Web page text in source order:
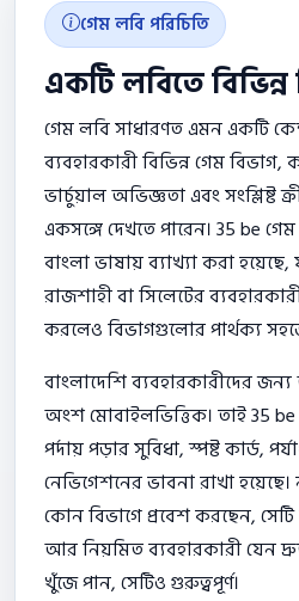
গেম লবি পরিচিতি
একটি লবিতে
গেম লবি সাধারণত এমন একটি
ব্যবহারকারী বিভিন্ন গেম
ভার্চুয়াল অভিজ্ঞতা এবং সংশ্লিষ্ট
একসঙ্গে দেখতে পারেন। 35 be
বাংলা ভাষায় ব্যাখ্যা করা হয়েছে,
রাজশাহী বা সিলেটের
করলেও বিভাগগুলোর পার্থক্য
বাংলাদেশি ব্যবহারকারীদের
অংশ মোবাইলভিত্তিক। তাই 35
পর্দায় পড়ার সুবিধা, স্পষ্ট কার্ড,
নেভিগেশনের ভাবনা রাখা
কোন বিভাগে প্রবেশ করছেন,
আর নিয়মিত ব্যবহারকারী যেন
খুঁজে পান, সেটিও গুরুত্বপূর্ণ।